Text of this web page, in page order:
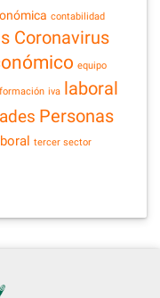
contabilidad
Coronavirus
equipo
formación iva laboral
Personas
tercer sector